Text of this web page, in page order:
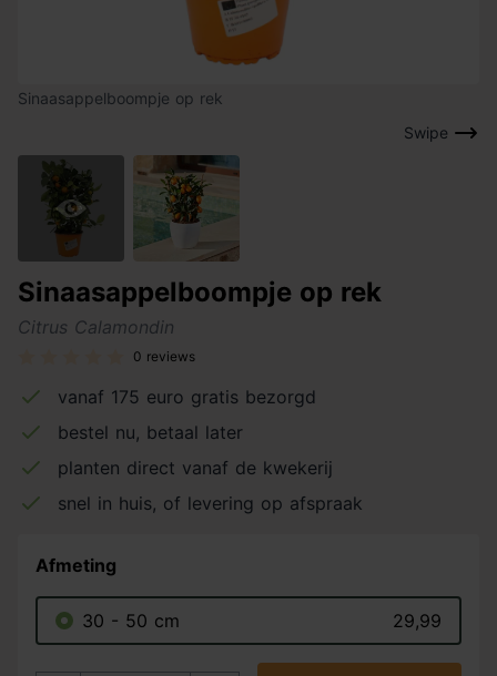
Swipe
Sinaasappelboompje op rek
Sinaasappelboompje op rek
Citrus Calamondin
0 reviews
vanaf 175 euro gratis bezorgd
bestel nu, betaal later
planten direct vanaf de kwekerij
snel in huis, of levering op afspraak
Afmeting
30 - 50 cm 29,99